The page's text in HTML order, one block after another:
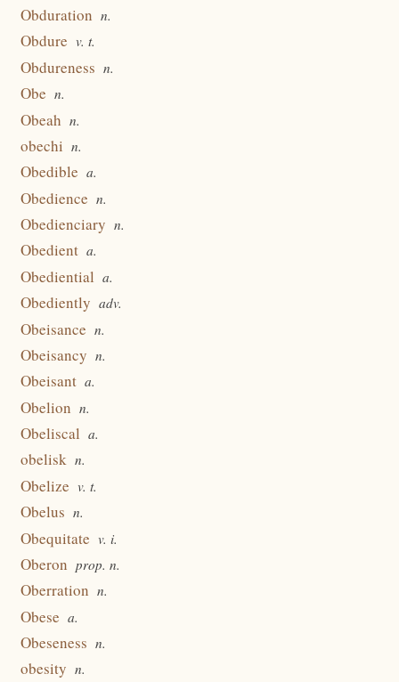
Obduration n.
Obdure v. t.
Obdureness n.
Obe n.
Obeah n.
obechi n.
Obedible a.
Obedience n.
Obedienciary n.
Obedient a.
Obediential a.
Obediently adv.
Obeisance n.
Obeisancy n.
Obeisant a.
Obelion n.
Obeliscal a.
obelisk n.
Obelize v. t.
Obelus n.
Obequitate v. i.
Oberon prop. n.
Oberration n.
Obese a.
Obeseness n.
obesity n.